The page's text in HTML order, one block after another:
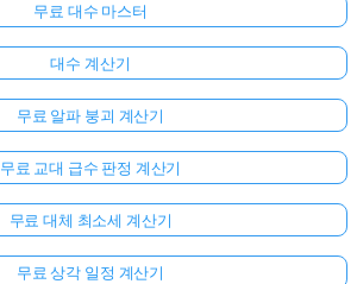
무료 대수 마스터
대수 계산기
무료 알파 붕괴 계산기
무료 교대 급수 판정 계산기
무료 대체 최소세 계산기
무료 상각 일정 계산기